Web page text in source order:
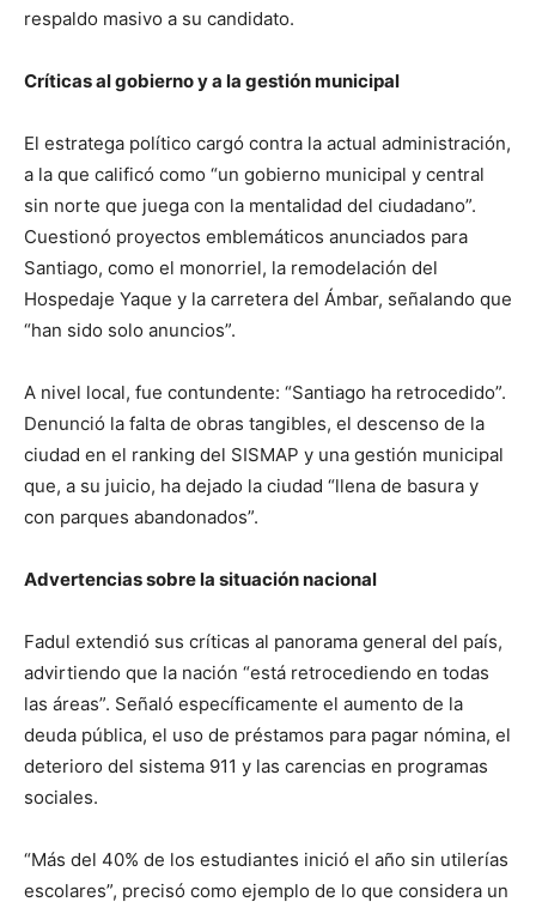
respaldo masivo a su candidato.
Críticas al gobierno y a la gestión municipal
El estratega político cargó contra la actual administración,
a la que calificó como “un gobierno municipal y central
sin norte que juega con la mentalidad del ciudadano”.
Cuestionó proyectos emblemáticos anunciados para
Santiago, como el monorriel, la remodelación del
Hospedaje Yaque y la carretera del Ámbar, señalando que
“han sido solo anuncios”.
A nivel local, fue contundente: “Santiago ha retrocedido”.
Denunció la falta de obras tangibles, el descenso de la
ciudad en el ranking del SISMAP y una gestión municipal
que, a su juicio, ha dejado la ciudad “llena de basura y
con parques abandonados”.
Advertencias sobre la situación nacional
Fadul extendió sus críticas al panorama general del país,
advirtiendo que la nación “está retrocediendo en todas
las áreas”. Señaló específicamente el aumento de la
deuda pública, el uso de préstamos para pagar nómina, el
deterioro del sistema 911 y las carencias en programas
sociales.
“Más del 40% de los estudiantes inició el año sin utilerías
escolares”, precisó como ejemplo de lo que considera un